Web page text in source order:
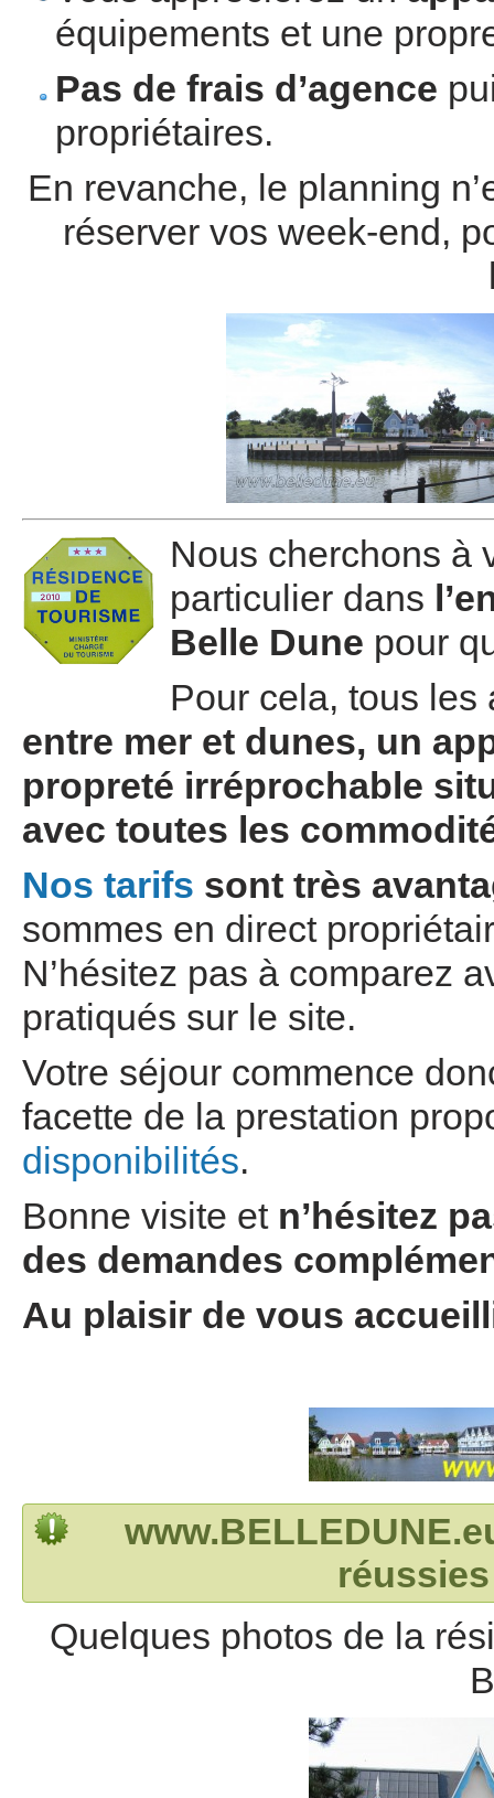
équipements et une
Pas de frais d’agence
propriétaires.
En revanche, le planning
réserver vos week-end,
Nous cherchons à
particulier dans
Belle Dune pour
Pour cela, tous
entre mer et dunes, un
propreté irréprochable
avec toutes les
Nos tarifs sont très
sommes en direct
N’hésitez pas à comparez
pratiqués sur le site.
Votre séjour commence
facette de la prestation
disponibilités.
Bonne visite et n’hésitez
des demandes
Au plaisir de vous
Quelques photos de la